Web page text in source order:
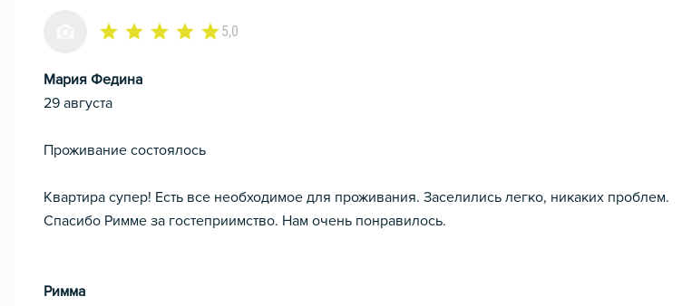
5,0
Мария Федина
29 августа
Проживание состоялось
Квартира супер! Есть все необходимое для проживания. Заселились легко, никаких проблем.
Спасибо Римме за гостеприимство. Нам очень понравилось.
Римма